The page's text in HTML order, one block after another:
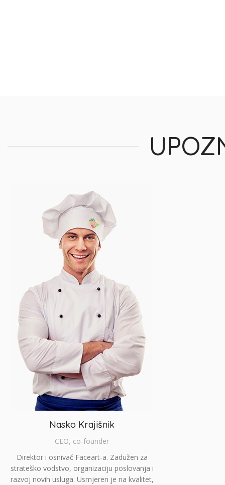
Nasko Krajišnik
CEO, co-founder
Direktor i osnivač Faceart-a. Zadužen za
strateško vodstvo, organizaciju poslovanja i
razvoj novih usluga. Usmjeren je na kvalitet,